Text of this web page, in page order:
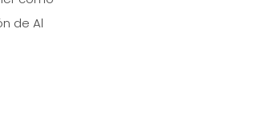
de Al